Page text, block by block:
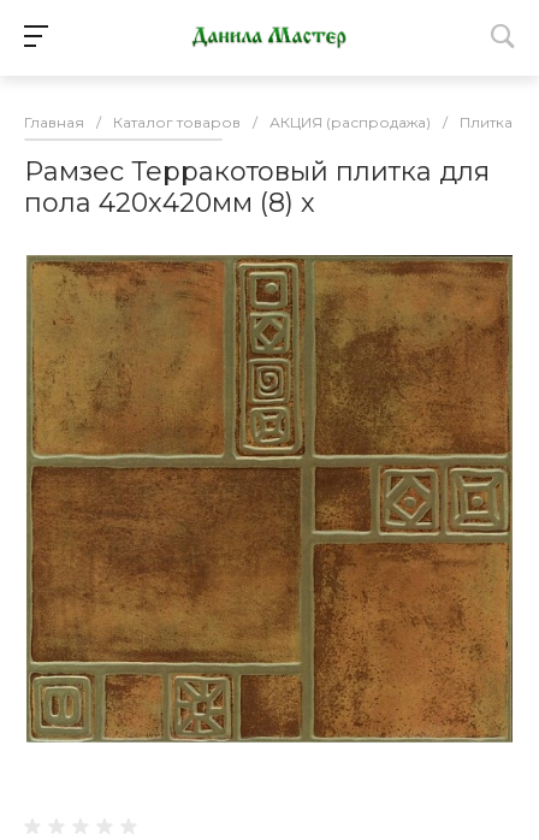
Главная / Каталог товаров / АКЦИЯ (распродажа) / Плитка
Рамзес Терракотовый плитка для
пола 420х420мм (8) х